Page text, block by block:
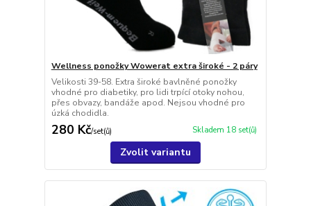
Wellness ponožky Wowerat extra široké - 2 páry
Velikosti 39-58. Extra široké bavlněné ponožky
vhodné pro diabetiky, pro lidi trpící otoky nohou,
přes obvazy, bandáže apod. Nejsou vhodné pro
úzká chodidla.
280 Kč/set(ů) Skladem 18 set(ů)
Zvolit variantu